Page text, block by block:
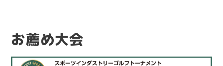
お薦め大会